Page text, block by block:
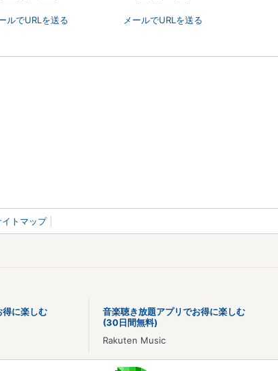
ルでURLを送る
メールでURLを送る
イトマップ
得に楽しむ
音楽聴き放題アプリでお得に楽しむ
(30日間無料)
Rakuten Music